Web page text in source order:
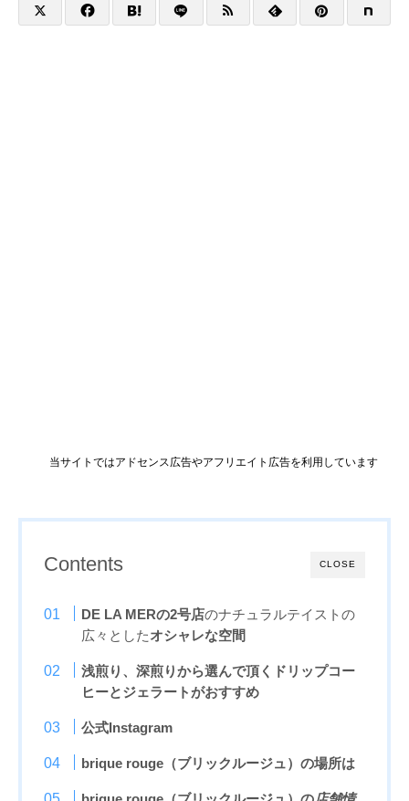
当サイトではアドセンス広告やアフリエイト広告を利用しています
CLOSE
Contents
DE LA MERの2号店のナチュラルテイストの
広々としたオシャレな空間
浅煎り、深煎りから選んで頂くドリップコー
ヒーとジェラートがおすすめ
公式Instagram
brique rouge（ブリックルージュ）の場所は